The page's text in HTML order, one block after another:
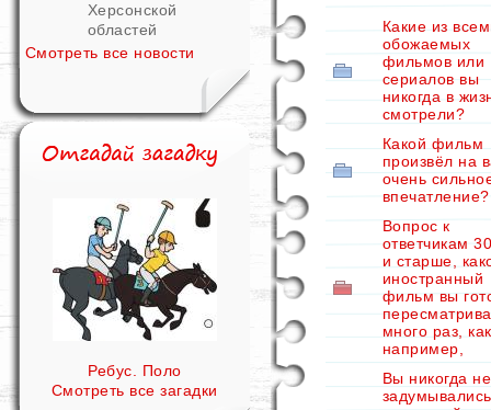
Херсонской
областей
Смотреть все новости
Ребус. Поло
Смотреть все загадки
Какие из
обожаемых
фильмов или
сериалов вы
никогда в
смотрели?
Какой фильм
произвёл на
очень
впечатление?
Вопрос к
ответчикам
и старше,
иностранный
фильм вы
много раз,
например,
Вы никогда не